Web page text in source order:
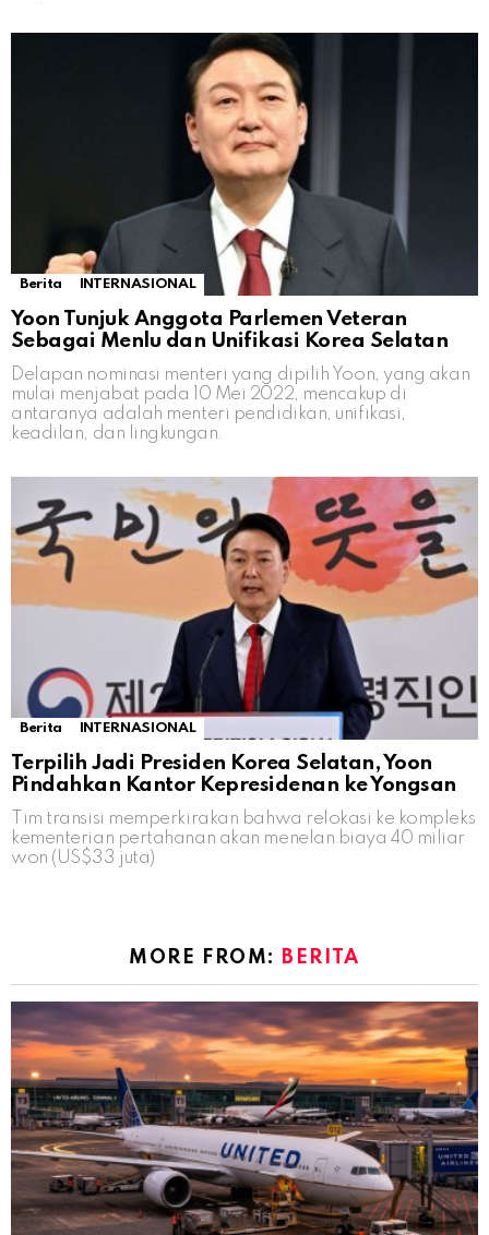
Berita INTERNASIONAL
Yoon Tunjuk Anggota Parlemen Veteran
Sebagai Menlu dan Unifikasi Korea Selatan
Delapan nominasi menteri yang dipilih Yoon, yang akan
mulai menjabat pada 10 Mei 2022, mencakup di
antaranya adalah menteri pendidikan, unifikasi,
keadilan, dan lingkungan.
Berita INTERNASIONAL
Terpilih Jadi Presiden Korea Selatan, Yoon
Pindahkan Kantor Kepresidenan ke Yongsan
Tim transisi memperkirakan bahwa relokasi ke kompleks
kementerian pertahanan akan menelan biaya 40 miliar
won (US$33 juta)
MORE FROM: BERITA